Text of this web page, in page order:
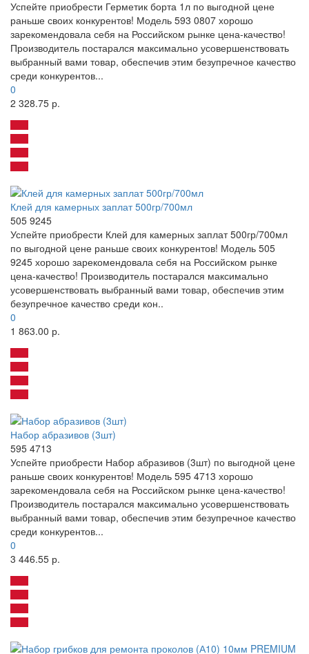
Успейте приобрести Герметик борта 1л по выгодной цене
раньше своих конкурентов! Модель 593 0807 хорошо
зарекомендовала себя на Российском рынке цена-качество!
Производитель постарался максимально усовершенствовать
выбранный вами товар, обеспечив этим безупречное качество
среди конкурентов...
0
2 328.75 р.
Клей для камерных заплат 500гр/700мл
505 9245
Успейте приобрести Клей для камерных заплат 500гр/700мл
по выгодной цене раньше своих конкурентов! Модель 505
9245 хорошо зарекомендовала себя на Российском рынке
цена-качество! Производитель постарался максимально
усовершенствовать выбранный вами товар, обеспечив этим
безупречное качество среди кон..
0
1 863.00 р.
Набор абразивов (3шт)
595 4713
Успейте приобрести Набор абразивов (3шт) по выгодной цене
раньше своих конкурентов! Модель 595 4713 хорошо
зарекомендовала себя на Российском рынке цена-качество!
Производитель постарался максимально усовершенствовать
выбранный вами товар, обеспечив этим безупречное качество
среди конкурентов...
0
3 446.55 р.